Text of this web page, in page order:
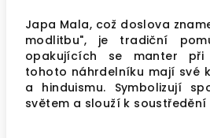
Japa Mala, což doslova
modlitbu", je tradiční
opakujících se manter při
tohoto náhrdelníku mají své
a hinduismu. Symbolizují
světem a slouží k soustředění